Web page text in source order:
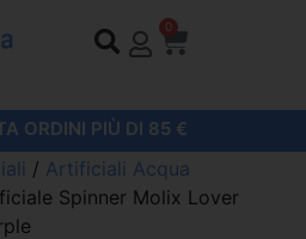
0
ORDINI PIÙ DI 85 €
/ Artificiali Acqua
Spinner Molix Lover